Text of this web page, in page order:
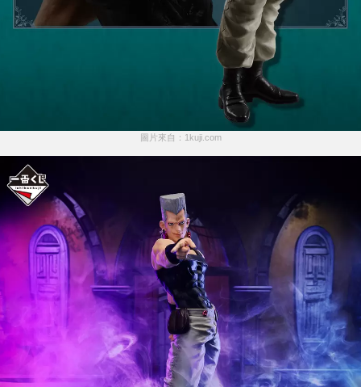
圖片來自：1kuji.com